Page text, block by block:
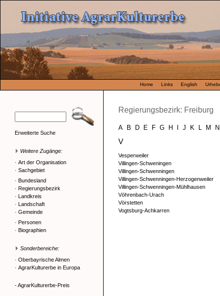
Home Links English
Erweiterte Suche
Weitere Zugänge:
· Art der Organisation
· Sachgebiet
· Bundesland
· Regierungsbezirk
· Landkreis
· Landschaft
· Gemeinde
· Personen
· Biographien
Sonderbereiche:
· Oberbayrische Almen
· AgrarKulturerbe in Europa
- AgrarKulturerbe-Preis
Regierungsbezirk: Freiburg
A B D E F G H J K L M N
V
Vesperweiler
Villingen-Schweningen
Villingen-Schwenningen
Villingen-Schwenningen-Herzogenweiler
Villingen-Schwenningen-Mühlhausen
Vöhrenbach-Urach
Vörstetten
Vogtsburg-Achkarren